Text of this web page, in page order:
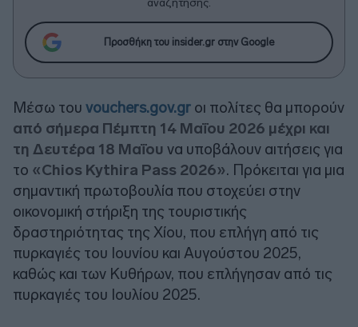
Προσθήκη του insider.gr στην Google
Μέσω του vouchers.gov.gr οι πολίτες θα μπορούν
από σήμερα Πέμπτη 14 Μαΐου 2026 μέχρι και
τη Δευτέρα 18 Μαΐου να υποβάλουν αιτήσεις για
το «Chios Kythira Pass 2026». Πρόκειται για μια
σημαντική πρωτοβουλία που στοχεύει στην
οικονομική στήριξη της τουριστικής
δραστηριότητας της Χίου, που επλήγη από τις
πυρκαγιές του Ιουνίου και Αυγούστου 2025,
καθώς και των Κυθήρων, που επλήγησαν από τις
πυρκαγιές του Ιουλίου 2025.